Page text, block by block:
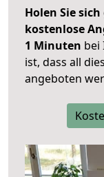
Holen Sie
kostenlose
1 Minuten bei
ist, dass all
angeboten